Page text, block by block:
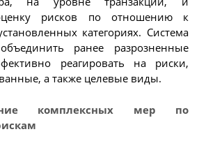
рисков по отношению к
категориях. Система
ранее разрозненные
реагировать на риски,
а также целевые виды.
комплексных мер по